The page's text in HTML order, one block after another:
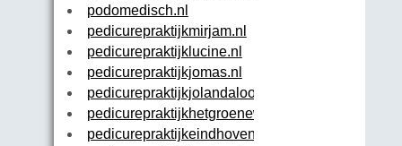
podomedisch.nl
pedicurepraktijkmirjam.nl
pedicurepraktijklucine.nl
pedicurepraktijkjomas.nl
pedicurepraktijkjolandalookman.nl
pedicurepraktijkhetgroenewoud.nl
pedicurepraktijkeindhoven.nl